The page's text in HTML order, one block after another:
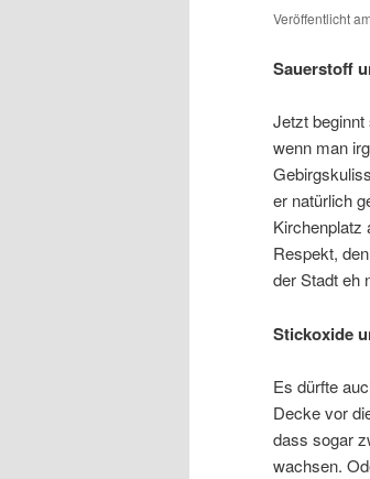
Veröffentlicht am
Sauerstoff
Jetzt
wenn man
er natürlich
Kirchenplatz
Respekt,
der Stadt eh
Stickoxide
Es dürfte
Decke vor
dass sogar
wachsen.